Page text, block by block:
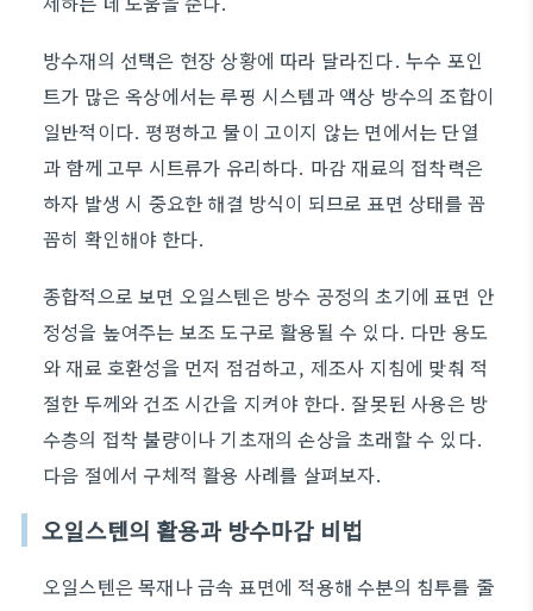
방수재의 선택은 현장 상황에 따라 달라진다. 누수 포인
트가 많은 옥상에서는 루핑 시스템과 액상 방수의 조합이
일반적이다. 평평하고 물이 고이지 않는 면에서는 단열
과 함께 고무 시트류가 유리하다. 마감 재료의 접착력은
하자 발생 시 중요한 해결 방식이 되므로 표면 상태를 꼼
꼼히 확인해야 한다.
종합적으로 보면 오일스텐은 방수 공정의 초기에 표면 안
정성을 높여주는 보조 도구로 활용될 수 있다. 다만 용도
와 재료 호환성을 먼저 점검하고, 제조사 지침에 맞춰 적
절한 두께와 건조 시간을 지켜야 한다. 잘못된 사용은 방
수층의 접착 불량이나 기초재의 손상을 초래할 수 있다.
다음 절에서 구체적 활용 사례를 살펴보자.
오일스텐의 활용과 방수마감 비법
오일스텐은 목재나 금속 표면에 적용해 수분의 침투를 줄